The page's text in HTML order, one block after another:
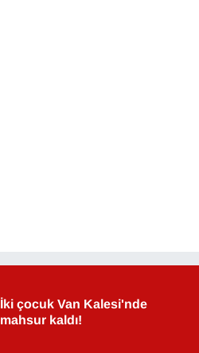
İki çocuk Van Kalesi'nde
mahsur kaldı!